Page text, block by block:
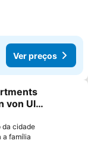
Ver preços
favoritos
von Ulm
da cidade
a família